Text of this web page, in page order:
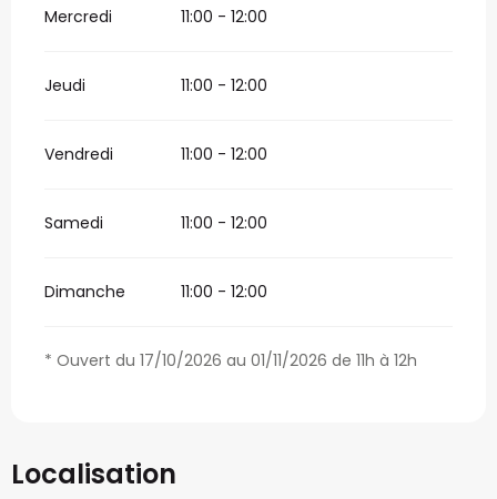
Mercredi 11:00 - 12:00
Jeudi 11:00 - 12:00
Vendredi 11:00 - 12:00
Samedi 11:00 - 12:00
Dimanche 11:00 - 12:00
* Ouvert du 17/10/2026 au 01/11/2026 de 11h à 12h
Localisation